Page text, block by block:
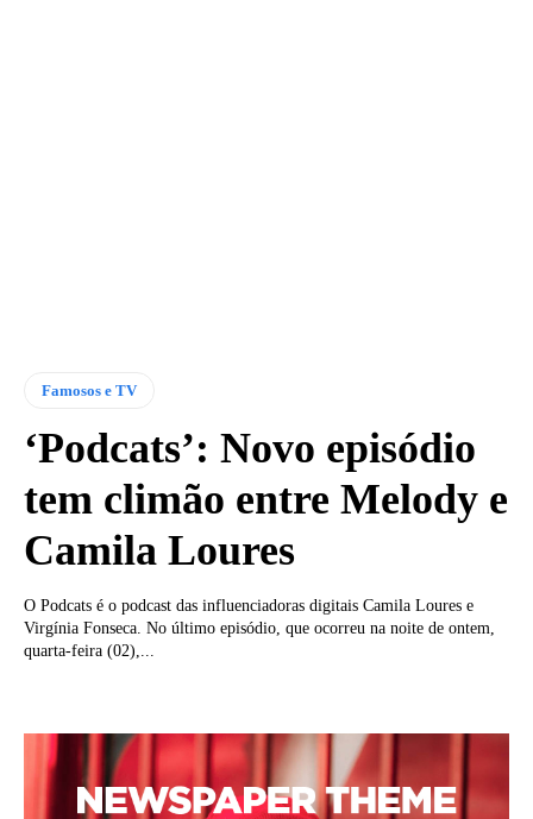
Famosos e TV
‘Podcats’: Novo episódio
tem climão entre Melody e
Camila Loures
O Podcats é o podcast das influenciadoras digitais Camila Loures e
Virgínia Fonseca. No último episódio, que ocorreu na noite de ontem,
quarta-feira (02),...